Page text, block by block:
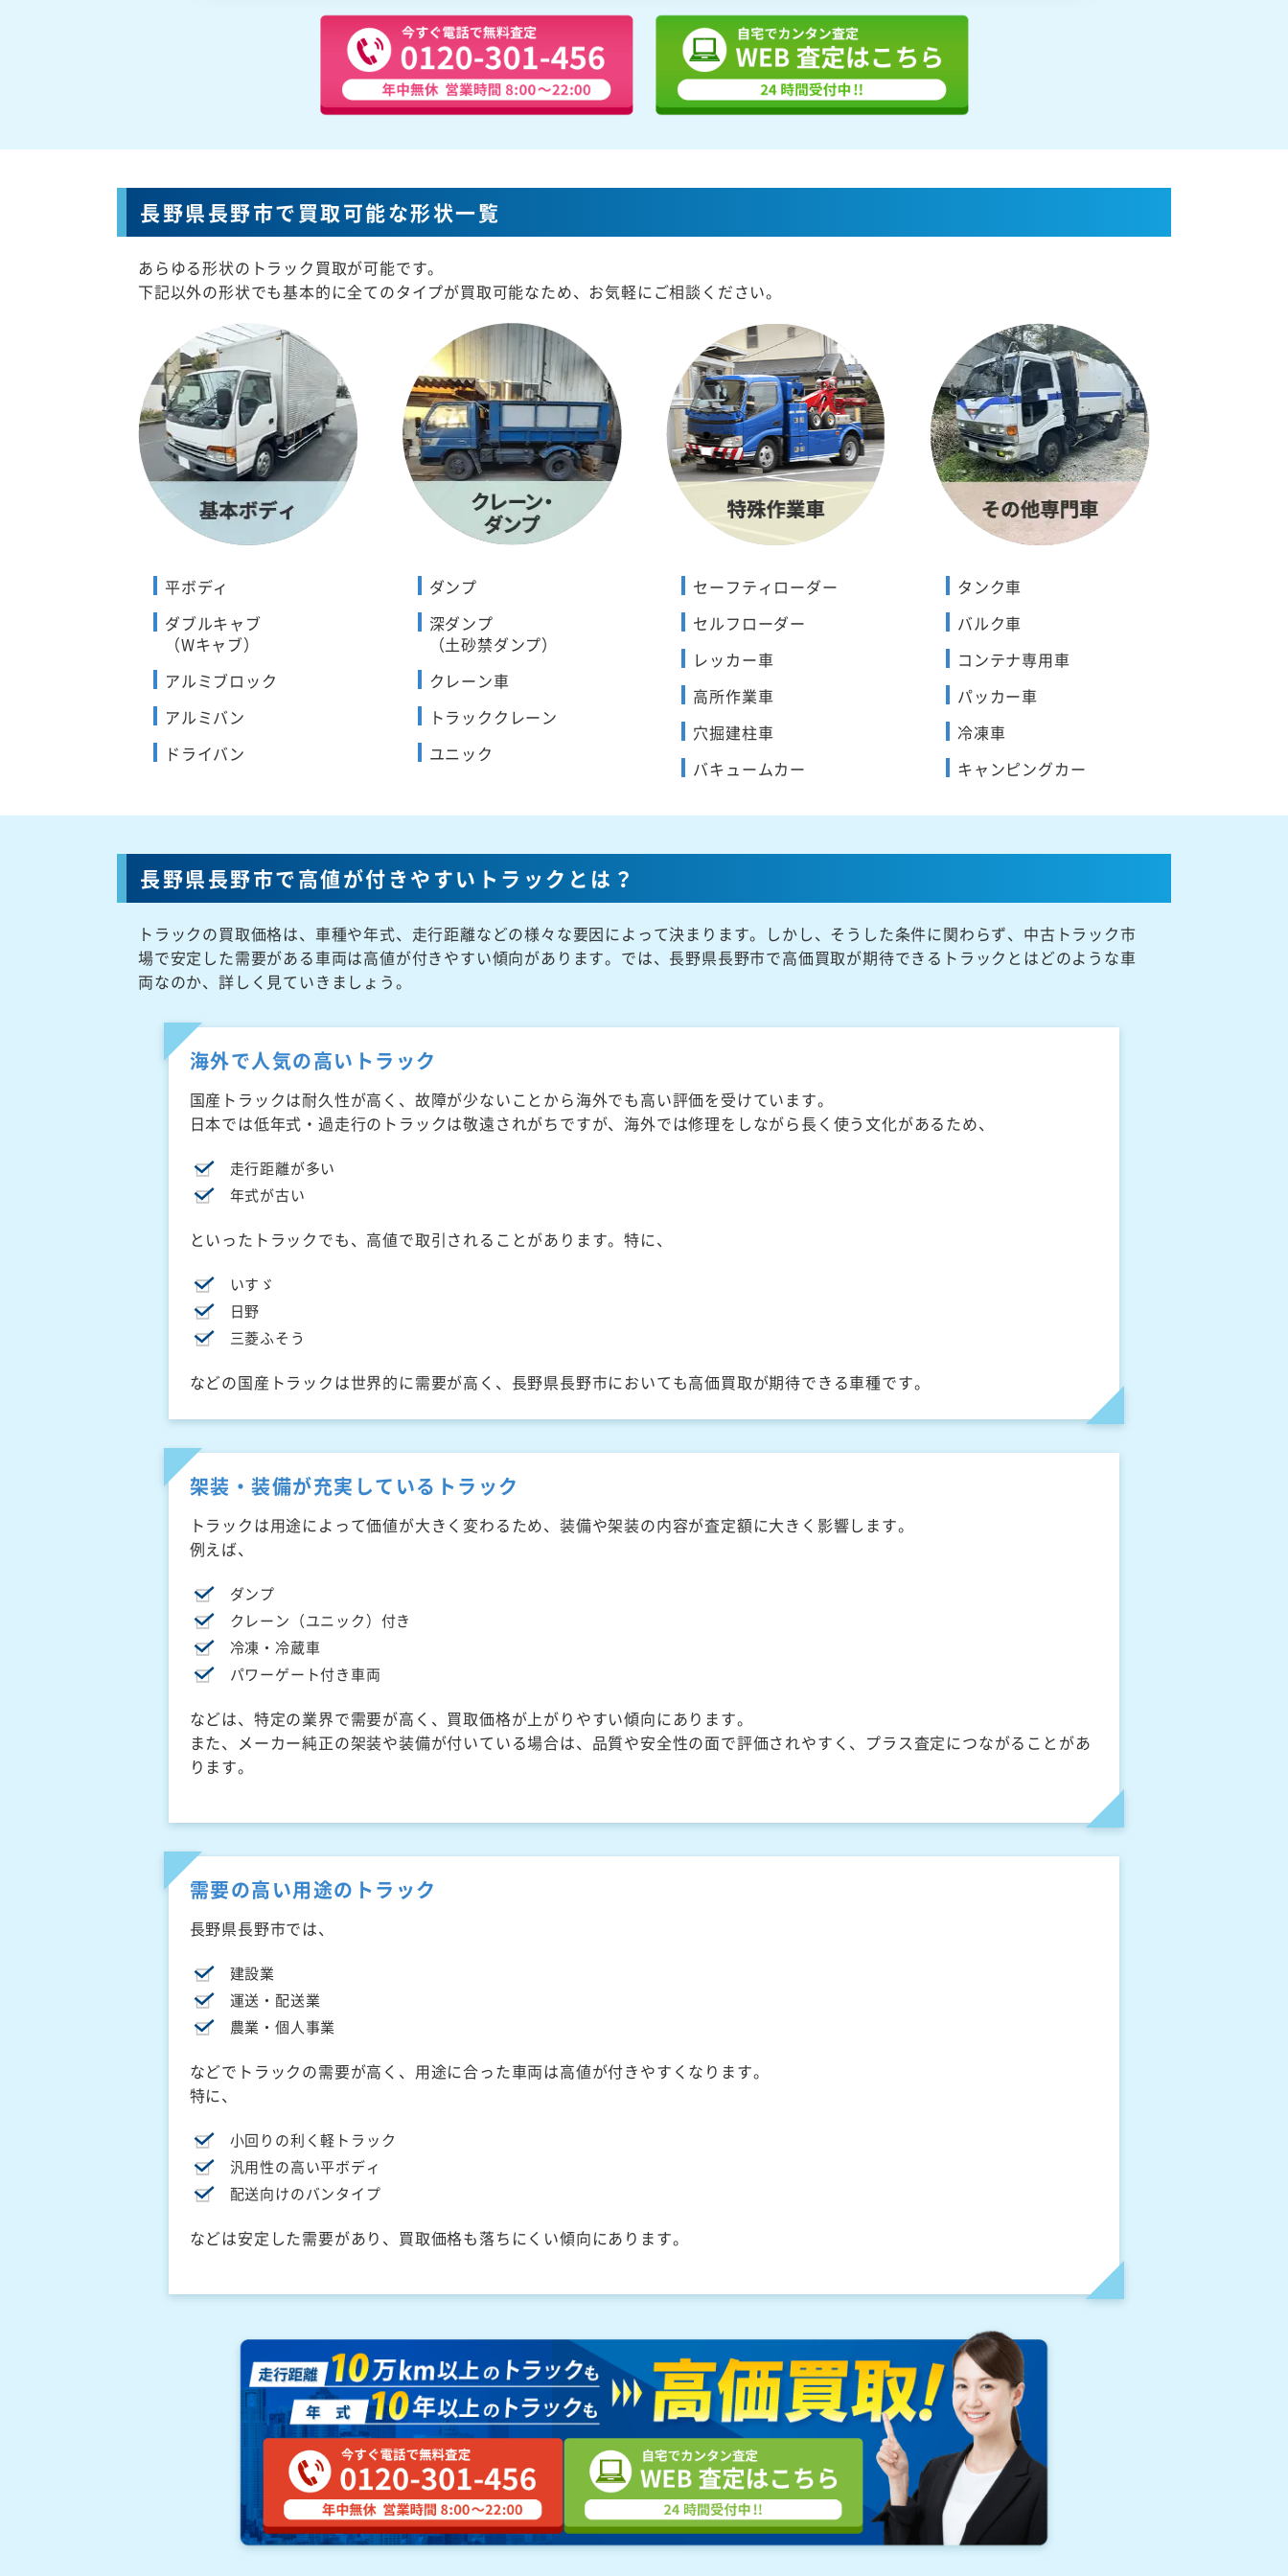
長野県長野市で買取可能な形状一覧
あらゆる形状のトラック買取が可能です。
下記以外の形状でも基本的に全てのタイプが買取可能なため、お気軽にご相談ください。
平ボディ
ダブルキャブ
（Wキャブ）
アルミブロック
アルミバン
ドライバン
ダンプ
深ダンプ
（土砂禁ダンプ）
クレーン車
トラッククレーン
ユニック
セーフティローダー
セルフローダー
レッカー車
高所作業車
穴掘建柱車
バキュームカー
タンク車
バルク車
コンテナ専用車
パッカー車
冷凍車
キャンピングカー
長野県長野市で高値が付きやすいトラックとは？
トラックの買取価格は、車種や年式、走行距離などの様々な要因によって決まります。しかし、そうした条件に関わらず、中古トラック市
場で安定した需要がある車両は高値が付きやすい傾向があります。では、長野県長野市で高価買取が期待できるトラックとはどのような車
両なのか、詳しく見ていきましょう。
海外で人気の高いトラック
国産トラックは耐久性が高く、故障が少ないことから海外でも高い評価を受けています。
日本では低年式・過走行のトラックは敬遠されがちですが、海外では修理をしながら長く使う文化があるため、
走行距離が多い
年式が古い
といったトラックでも、高値で取引されることがあります。特に、
いすゞ
日野
三菱ふそう
などの国産トラックは世界的に需要が高く、長野県長野市においても高価買取が期待できる車種です。
架装・装備が充実しているトラック
トラックは用途によって価値が大きく変わるため、装備や架装の内容が査定額に大きく影響します。
例えば、
ダンプ
クレーン（ユニック）付き
冷凍・冷蔵車
パワーゲート付き車両
などは、特定の業界で需要が高く、買取価格が上がりやすい傾向にあります。
また、メーカー純正の架装や装備が付いている場合は、品質や安全性の面で評価されやすく、プラス査定につながることがあ
ります。
需要の高い用途のトラック
長野県長野市では、
建設業
運送・配送業
農業・個人事業
などでトラックの需要が高く、用途に合った車両は高値が付きやすくなります。
特に、
小回りの利く軽トラック
汎用性の高い平ボディ
配送向けのバンタイプ
などは安定した需要があり、買取価格も落ちにくい傾向にあります。